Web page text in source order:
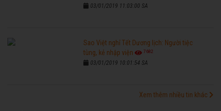
03/01/2019 11:03:00 SA
Sao Việt nghỉ Tết Dương lịch: Người tiệc
tùng, kẻ nhập viện
7682
03/01/2019 10:01:54 SA
Xem thêm nhiều tin khác